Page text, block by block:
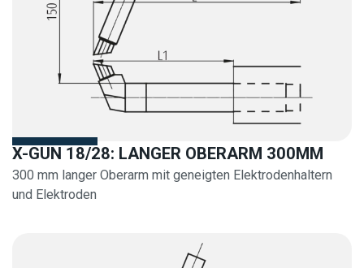
X-GUN 18/28: LANGER OBERARM 300MM
300 mm langer Oberarm mit geneigten Elektrodenhaltern
und Elektroden